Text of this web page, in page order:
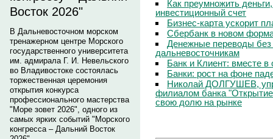
Восток 2026"
В Дальневосточном морском
тренажерном центре Морского
государственного университета
им. адмирала Г. И. Невельского
во Владивостоке состоялась
торжественная церемония
открытия конкурса
профессионального мастерства
"Море зовет 2026", одного из
самых ярких событий "Морского
конгресса – Дальний Восток
Как преумножить
инвестиционный счет
Бизнес-карта ускорит
Сбербанк в новом
Денежные переводы без
дальневосточникам
Банк и Клиент: вместе в
Банки: рост на фоне
Николай ДОЛГУШЕВ,
филиалом банка
свою долю на рынке